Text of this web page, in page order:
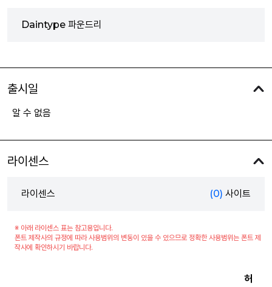
Daintype 파운드리
출시일
알 수 없음
라이센스
라이센스 (0) 사이트
※ 아래 라이센스 표는 참고용입니다.
폰트 제작사의 규정에 따라 사용범위의 변동이 있을 수 있으므로 정확한 사용범위는 폰트 제
작사에 확인하시기 바랍니다.
허